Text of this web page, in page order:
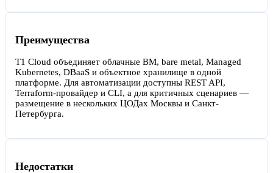
Преимущества
T1 Cloud объединяет облачные ВМ, bare metal, Managed
Kubernetes, DBaaS и объектное хранилище в одной
платформе. Для автоматизации доступны REST API,
Terraform-провайдер и CLI, а для критичных сценариев —
размещение в нескольких ЦОДах Москвы и Санкт-
Петербурга.
Недостатки